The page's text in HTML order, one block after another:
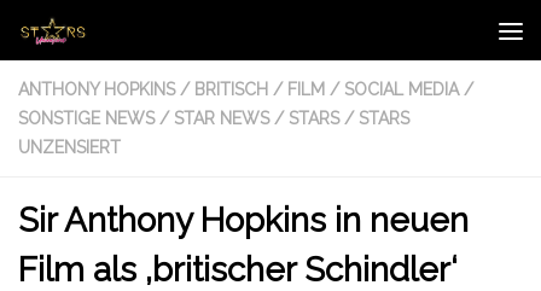
Zum Inhalt springen
ANTHONY HOPKINS / BRITISCH / FILM / SOCIAL MEDIA /
SONSTIGE NEWS / STAR NEWS / STARS / STARS
UNZENSIERT
Sir Anthony Hopkins in neuen
Film als ‚britischer Schindler‘